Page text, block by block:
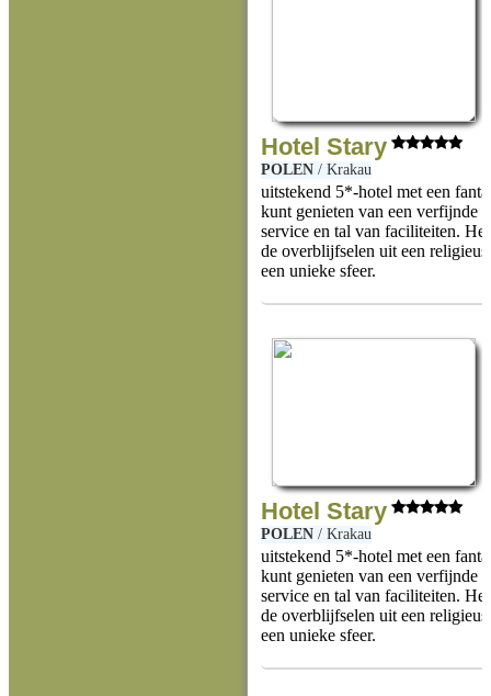
Hotel Stary
POLEN/ Krakau
uitstekend 5*-hotel met een
kunt genieten van een verfijnde
service en tal van faciliteiten.
de overblijfselen uit een
een unieke sfeer.
Hotel Stary
POLEN/ Krakau
uitstekend 5*-hotel met een
kunt genieten van een verfijnde
service en tal van faciliteiten.
de overblijfselen uit een
een unieke sfeer.